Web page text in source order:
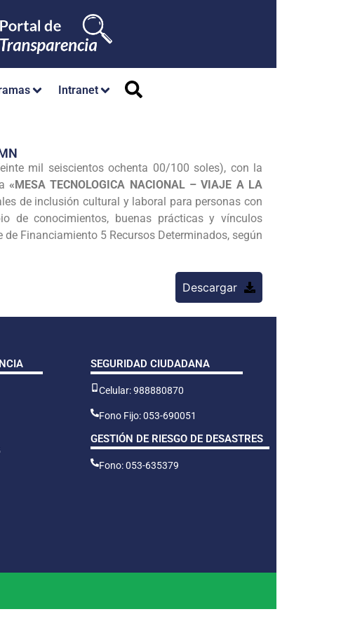
Intranet
mil seiscientos ochenta 00/100 soles), con la
«MESA TECNOLOGICA NACIONAL – VIAJE A LA
de inclusión cultural y laboral para personas con
de conocimientos, buenas prácticas y vínculos
Financiamiento 5 Recursos Determinados, según
Descargar
SEGURIDAD CIUDADANA
Celular: 988880870
Fono Fijo: 053-690051
GESTIÓN DE RIESGO DE DESASTRES
Fono: 053-635379